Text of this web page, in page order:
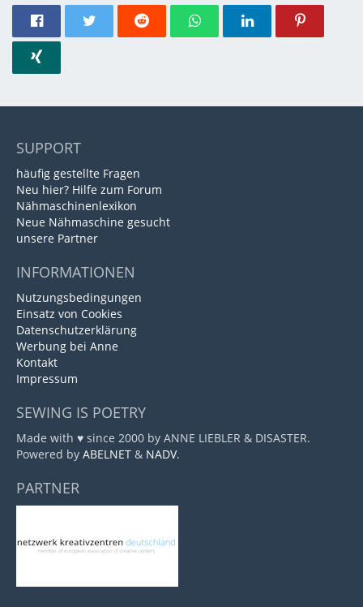
SUPPORT
häufig gestellte Fragen
Neu hier? Hilfe zum Forum
Nähmaschinenlexikon
Neue Nähmaschine gesucht
unsere Partner
INFORMATIONEN
Nutzungsbedingungen
Einsatz von Cookies
Datenschutzerklärung
Werbung bei Anne
Kontakt
Impressum
SEWING IS POETRY
Made with ♥ since 2000 by ANNE LIEBLER & DISASTER.
Powered by ABELNET & NADV.
PARTNER